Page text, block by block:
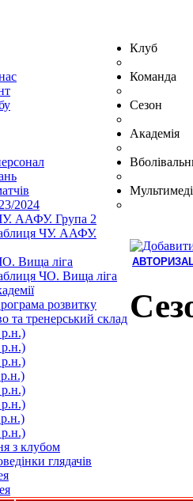
Клуб
Команда
Сезон
2024
ААФУ. Група 2
ЧУ. ААФУ.
Вища ліга
ЧО. Вища ліга
Академія
розвитку
та тренерський склад
з клубом
глядачів